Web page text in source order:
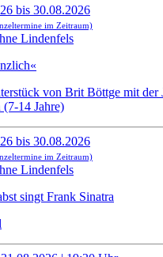
bis 30.08.2026
im Zeitraum)
Lindenfels
von Brit Böttge mit der
(7-14 Jahre)
bis 30.08.2026
im Zeitraum)
Lindenfels
singt Frank Sinatra